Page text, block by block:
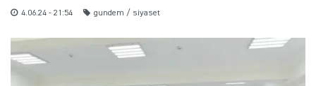
4.06.24 - 21:54 gundem / siyaset